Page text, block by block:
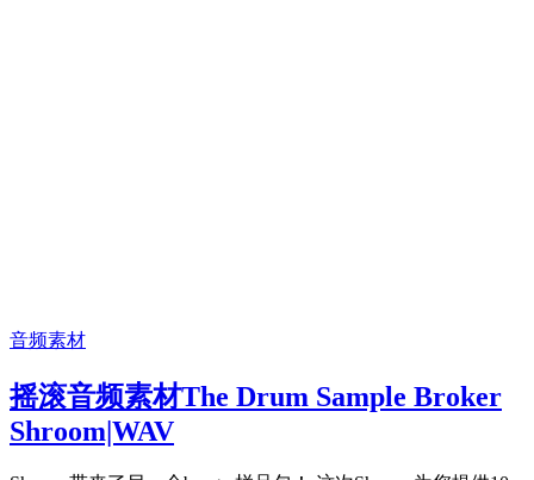
音频素材
摇滚音频素材The Drum Sample Broker
Shroom|WAV